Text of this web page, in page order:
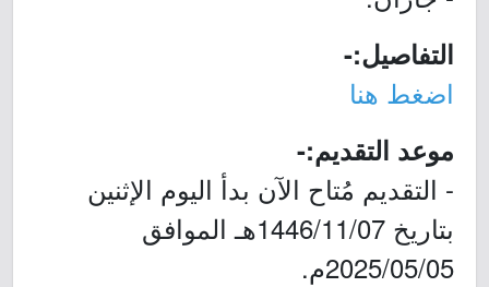
التفاصيل:-
اضغط هنا
موعد التقديم:-
- التقديم مُتاح الآن بدأ اليوم الإثنين
بتاريخ 1446/11/07هـ الموافق
2025/05/05م.